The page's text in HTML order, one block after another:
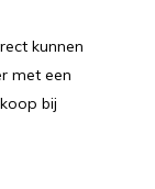
kunnen
met een
bij